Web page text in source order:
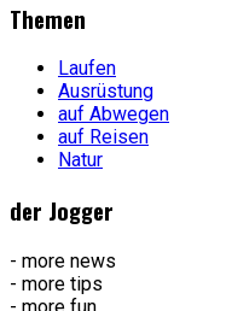
Themen
Laufen
Ausrüstung
auf Abwegen
auf Reisen
Natur
der Jogger
- more news
- more tips